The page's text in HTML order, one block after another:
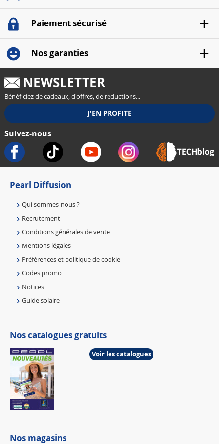
Paiement sécurisé
Nos garanties
NEWSLETTER
Bénéficiez de cadeaux, d'offres, de réductions...
Suivez-nous
Pearl Diffusion
Qui sommes-nous ?
Recrutement
Conditions générales de vente
Mentions légales
Préférences et politique de cookie
Codes promo
Notices
Guide solaire
Nos catalogues gratuits
Voir les catalogues
Nos magasins